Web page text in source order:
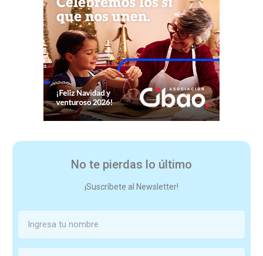
No te pierdas lo último
¡Suscríbete al Newsletter!